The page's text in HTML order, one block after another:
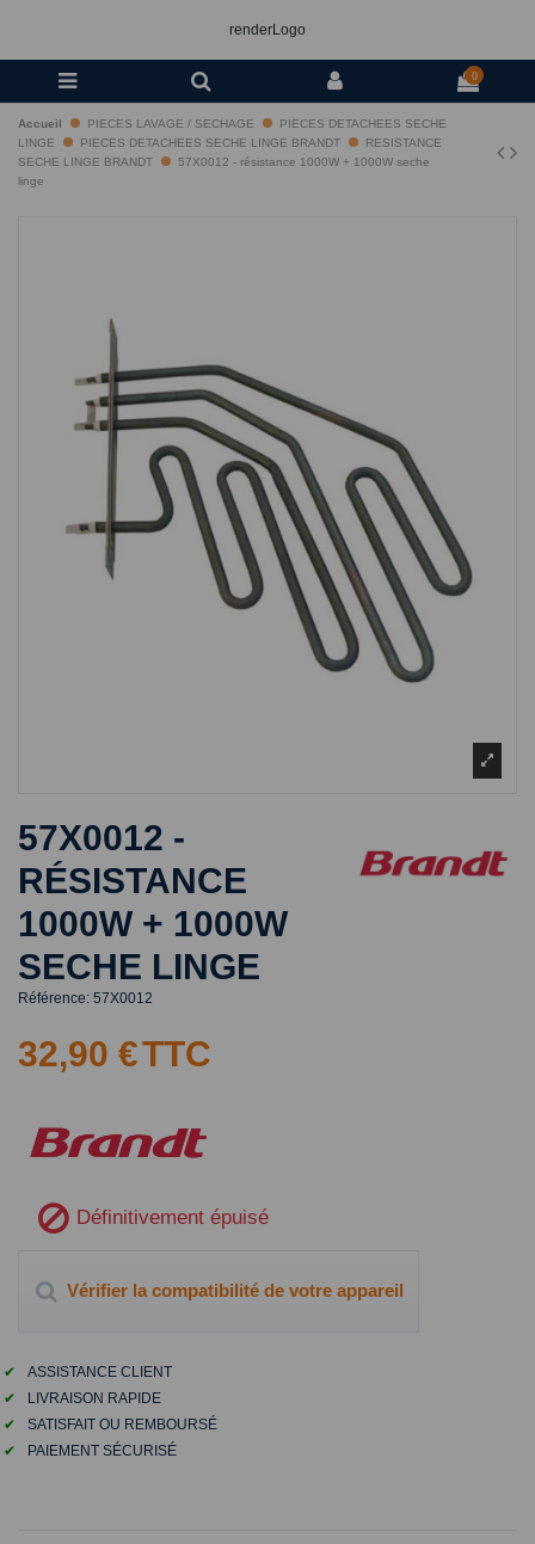
renderLogo
0
Accueil PIECES LAVAGE / SECHAGE
PIECES DETACHEES SECHE
LINGE
PIECES DETACHEES SECHE LINGE BRANDT
RESISTANCE
SECHE LINGE BRANDT
57X0012 - résistance 1000W + 1000W seche
linge
57X0012 -
RÉSISTANCE
1000W + 1000W
SECHE LINGE
Référence: 57X0012
32,90 €TTC
Définitivement épuisé
Vérifier la compatibilité de votre appareil
✔
ASSISTANCE CLIENT
✔
LIVRAISON RAPIDE
✔
SATISFAIT OU REMBOURSÉ
✔
PAIEMENT SÉCURISÉ